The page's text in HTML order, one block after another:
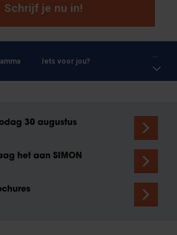
Schrijf je nu in!
Iets voor jou?
30 augustus
het aan SIMON